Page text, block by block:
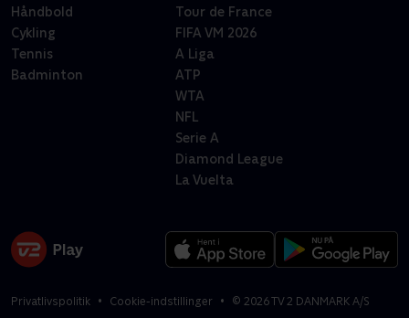
Håndbold
Cykling
Tennis
Badminton
Tour de France
FIFA VM 2026
A Liga
ATP
WTA
NFL
Serie A
Diamond League
La Vuelta
Privatlivspolitik Cookie-indstillinger © 2026TV 2 DANMARK A/S